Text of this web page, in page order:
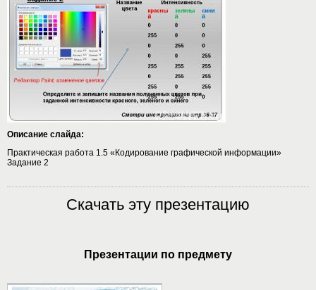
Описание слайда:
Практическая работа 1.5 «Кодирование графической информации»
Задание 2
Скачать эту презентацию
Презентации по предмету